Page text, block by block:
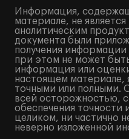
Информация,
материале, не
аналитическим
документа были
получения информации
при этом не может
информация или
настоящем материале,
точными или полными.
всей осторожностью,
обеспечения точности
целиком, ни частично
неверно изложенной